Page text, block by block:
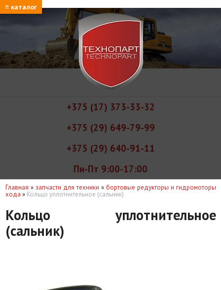
≡ каталог
+375 (17) 373-33-32
+375 (29) 649-79-99
+375 (29) 640-91-11
Пн-Пт 9:00-17:00
Главная » запчасти для техники » бортовые редукторы и гидромоторы
хода » Кольцо уплотнительное (сальник)
Кольцо уплотнительное
(сальник)